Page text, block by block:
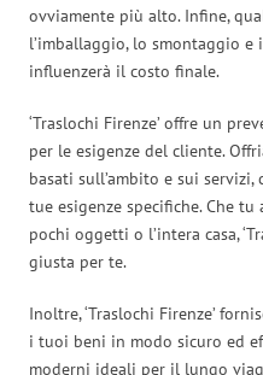
ovviamente più alto. Infine,
l’imballaggio, lo smontaggio
influenzerà il costo finale.
‘Traslochi Firenze’ offre un
per le esigenze del cliente.
basati sull’ambito e sui
tue esigenze specifiche. Che
pochi oggetti o l’intera casa,
giusta per te.
Inoltre, ‘Traslochi Firenze’
i tuoi beni in modo sicuro ed
moderni ideali per il lungo